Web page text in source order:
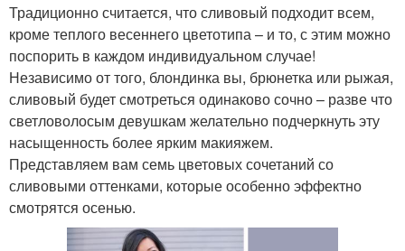
Традиционно считается, что сливовый подходит всем,
кроме теплого весеннего цветотипа – и то, с этим можно
поспорить в каждом индивидуальном случае!
Независимо от того, блондинка вы, брюнетка или рыжая,
сливовый будет смотреться одинаково сочно – разве что
светловолосым девушкам желательно подчеркнуть эту
насыщенность более ярким макияжем.
Представляем вам семь цветовых сочетаний со
сливовыми оттенками, которые особенно эффектно
смотрятся осенью.